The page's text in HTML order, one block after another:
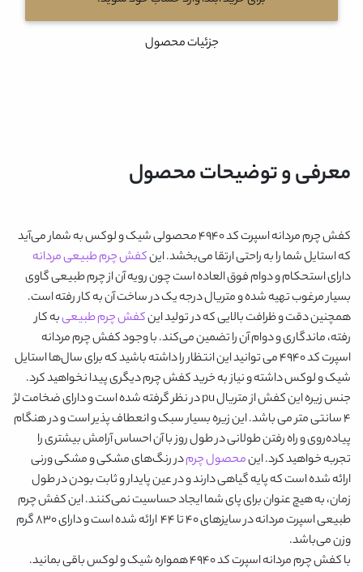
جزئیات محصول
معرفی و توضیحات محصول
کفش چرم مردانه اسپرت کد 4940
محصولی شیک و لوکس به شمار می‌آید
که استایل شما را به راحتی ارتقا می‌بخشد. اینکفش چرم طبیعی مردانه
دارای استحکام و دوام فوق العاده است چون رویه آن از چرم طبیعی گاوی
بسیار مرغوب تهیه شده و متریال درجه یک در ساخت آن به کار رفته است.
همچنین دقت و ظرافت بالایی که در تولید اینکفش چرم طبیعیبه کار
رفته، ماندگاری و دوام آن را تضمین می‌کند. با وجودکفش چرم مردانه
اسپرت کد 4940
می ‌توانید این انتظار را داشته باشید که برای سال‌ها استایل
شیک و لوکس داشته و نیاز به خرید کفش چرم دیگری پیدا نخواهید کرد.
جنس زیره این کفش از متریال pu در نظر گرفته شده است و دارای ضخامت لژ
4 سانتی متر می باشد. این زیره بسیار سبک و انعطاف پذیر است و در هنگام
پیاده‌روی و راه رفتن طولانی در طول روز با آن احساس آرامش بیشتری را
تجربه خواهید کرد. اینمحصول چرمدر رنگ‌هایمشکی و مشکی ورنی
ارائه شده است که پایه گیاهی دارند و در عین پایدار و ثابت بودن در طول
زمان، به هیچ عنوان برای پای شما ایجاد حساسیت نمی‌کنند. این کفش چرم
طبیعی اسپرت مردانه در سایزهای 40 تا 44 ارائه شده است و دارای 830 گرم
وزن می‌باشد.
کفش چرم مردانه اسپرت کد 4940 همواره شیک و لوکس باقی بمانید.